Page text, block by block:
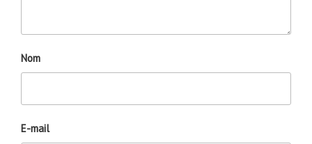
Nom
E-mail